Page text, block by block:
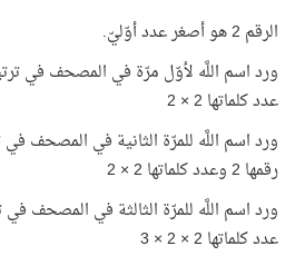
الرقم 2 هو أصغر عدد أوّليّ.
عدد كلماتها 2 × 2
رقمها 2 وعدد كلماتها 2 × 2
عدد كلماتها 2 × 2 × 3